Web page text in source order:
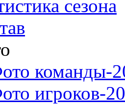
сезона
команды-
игроков-